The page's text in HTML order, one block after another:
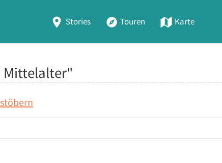
Stories Touren Karte
Mittelalter"